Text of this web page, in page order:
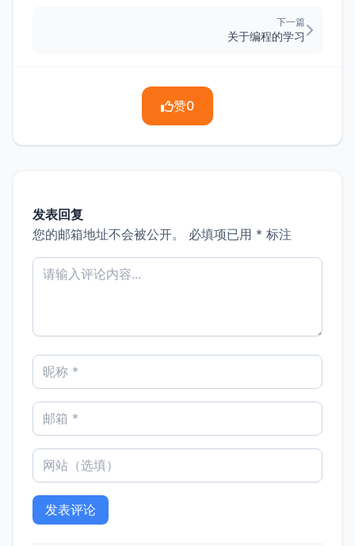
下一篇
关于编程的学习
赞0
发表回复
您的邮箱地址不会被公开。
必填项已用 * 标注